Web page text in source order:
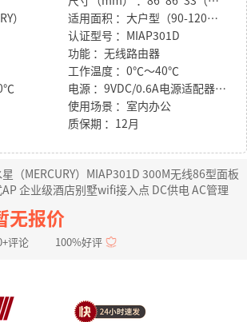
）
适用面积 ：大户型（90-120㎡）
认证型号 ：MIAP301D
功能 ：无线路由器
工作温度 ：0℃～40℃
电源 ：9VDC/0.6A电源适配器供电
使用场景 ：室内办公
质保期 ：12月
（MERCURY）MIAP301D 300M无线86型面板
企业级酒店别墅wifi接入点 DC供电 AC管理
无报价
评论 100%好评